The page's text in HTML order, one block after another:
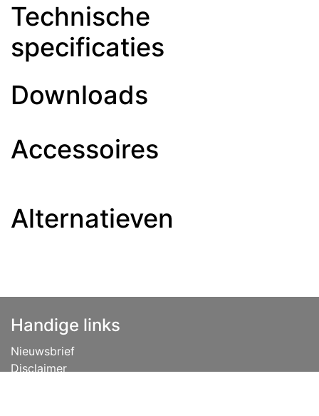
Technische
specificaties
Downloads
Accessoires
Alternatieven
Handige links
Nieuwsbrief
Disclaimer